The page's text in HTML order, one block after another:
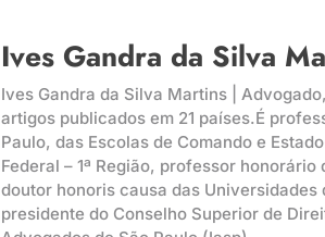
Ives Gandra da Silva
Ives Gandra da Silva Martins |
artigos publicados em 21 países.É
Paulo, das Escolas de Comando e
Federal – 1ª Região, professor
doutor honoris causa das Universidades
presidente do Conselho Superior de